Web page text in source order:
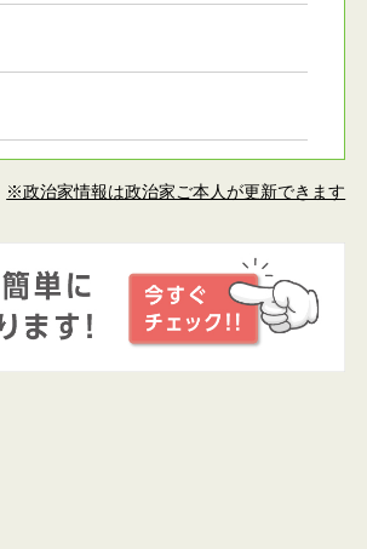
※政治家情報は政治家ご本人が更新できます